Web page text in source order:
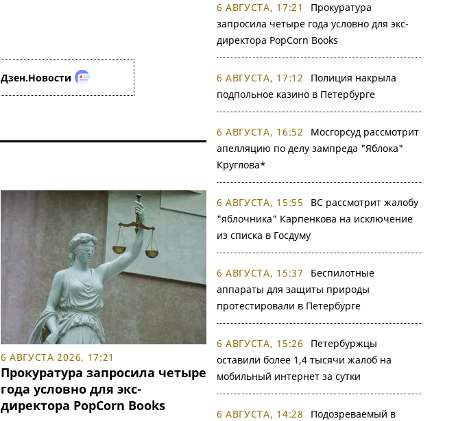
Дзен.Новости
6 АВГУСТА 2026, 17:21
Прокуратура запросила четыре
года условно для экс-
директора PopCorn Books
6 АВГУСТА, 17:21
Прокуратура
запросила четыре года условно для экс-
директора PopCorn Books
6 АВГУСТА, 17:12
Полиция накрыла
подпольное казино в Петербурге
6 АВГУСТА, 16:52
Мосгорсуд рассмотрит
апелляцию по делу зампреда "Яблока"
Круглова*
6 АВГУСТА, 15:55
ВС рассмотрит жалобу
"яблочника" Карпенкова на исключение
из списка в Госдуму
6 АВГУСТА, 15:37
Беспилотные
аппараты для защиты природы
протестировали в Петербурге
6 АВГУСТА, 15:26
Петербуржцы
оставили более 1,4 тысячи жалоб на
мобильный интернет за сутки
6 АВГУСТА, 14:28
Подозреваемый в